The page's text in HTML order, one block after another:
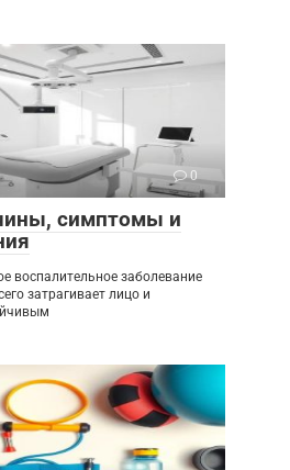
0
симптомы и
воспалительное заболевание
затрагивает лицо и